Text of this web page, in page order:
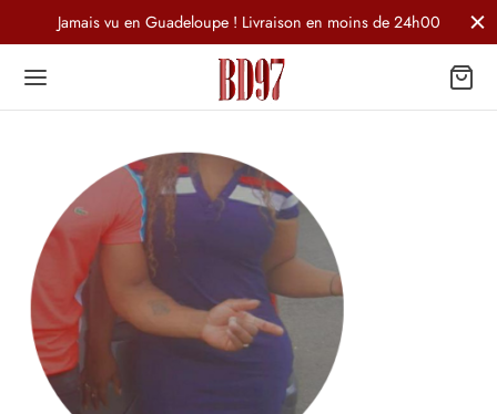
Jamais vu en Guadeloupe ! Livraison en moins de 24h00